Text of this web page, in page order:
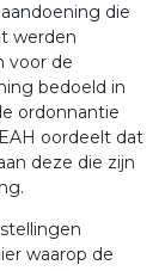
die
werden
voor de
bedoeld in
ordonnantie
oordeelt dat
deze die zijn
waarop de